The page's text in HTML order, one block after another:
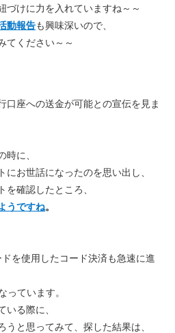
けに力を入れていますね～～
動報告も興味深いので、
てください～～
口座への送金が可能との宣伝を見ま
時に、
お世話になったのを思い出し、
を確認したところ、
うですね。
を使用したコード決済も急速に進
っています。
いる際に、
うと思ってみて、探した結果は、